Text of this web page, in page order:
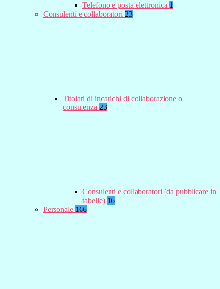
Telefono e posta elettronica 1
Consulenti e collaboratori 23
Titolari di incarichi di collaborazione o
consulenza 23
Consulenti e collaboratori (da pubblicare in
tabelle) 16
Personale 166